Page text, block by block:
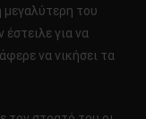
μεγαλύτερη του
για να
να νικήσει τα